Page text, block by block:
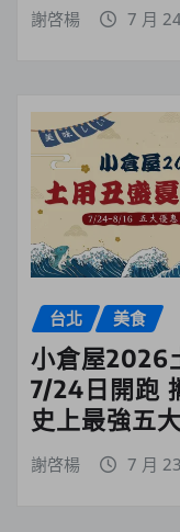
謝啓楊 7 月
台北 美食
小倉屋2026
7/24日開跑
史上最強五
謝啓楊 7 月